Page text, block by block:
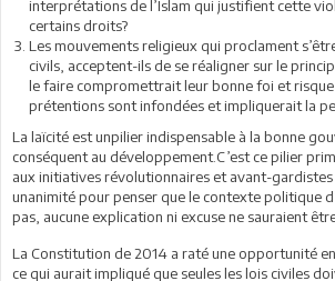
interprétations de l’Islam qui justifient cette
certains droits?
Les mouvements religieux qui proclament
civils, acceptent-ils de se réaligner sur le
le faire compromettrait leur bonne foi et
prétentions sont infondées et impliquerait la
La laïcité est unpilier indispensable à la bonne
conséquent au développement.C’est ce pilier
aux initiatives révolutionnaires et avant-gardistes
unanimité pour penser que le contexte politique
pas, aucune explication ni excuse ne sauraient
La Constitution de 2014 a raté une opportunité
ce qui aurait impliqué que seules les lois civiles